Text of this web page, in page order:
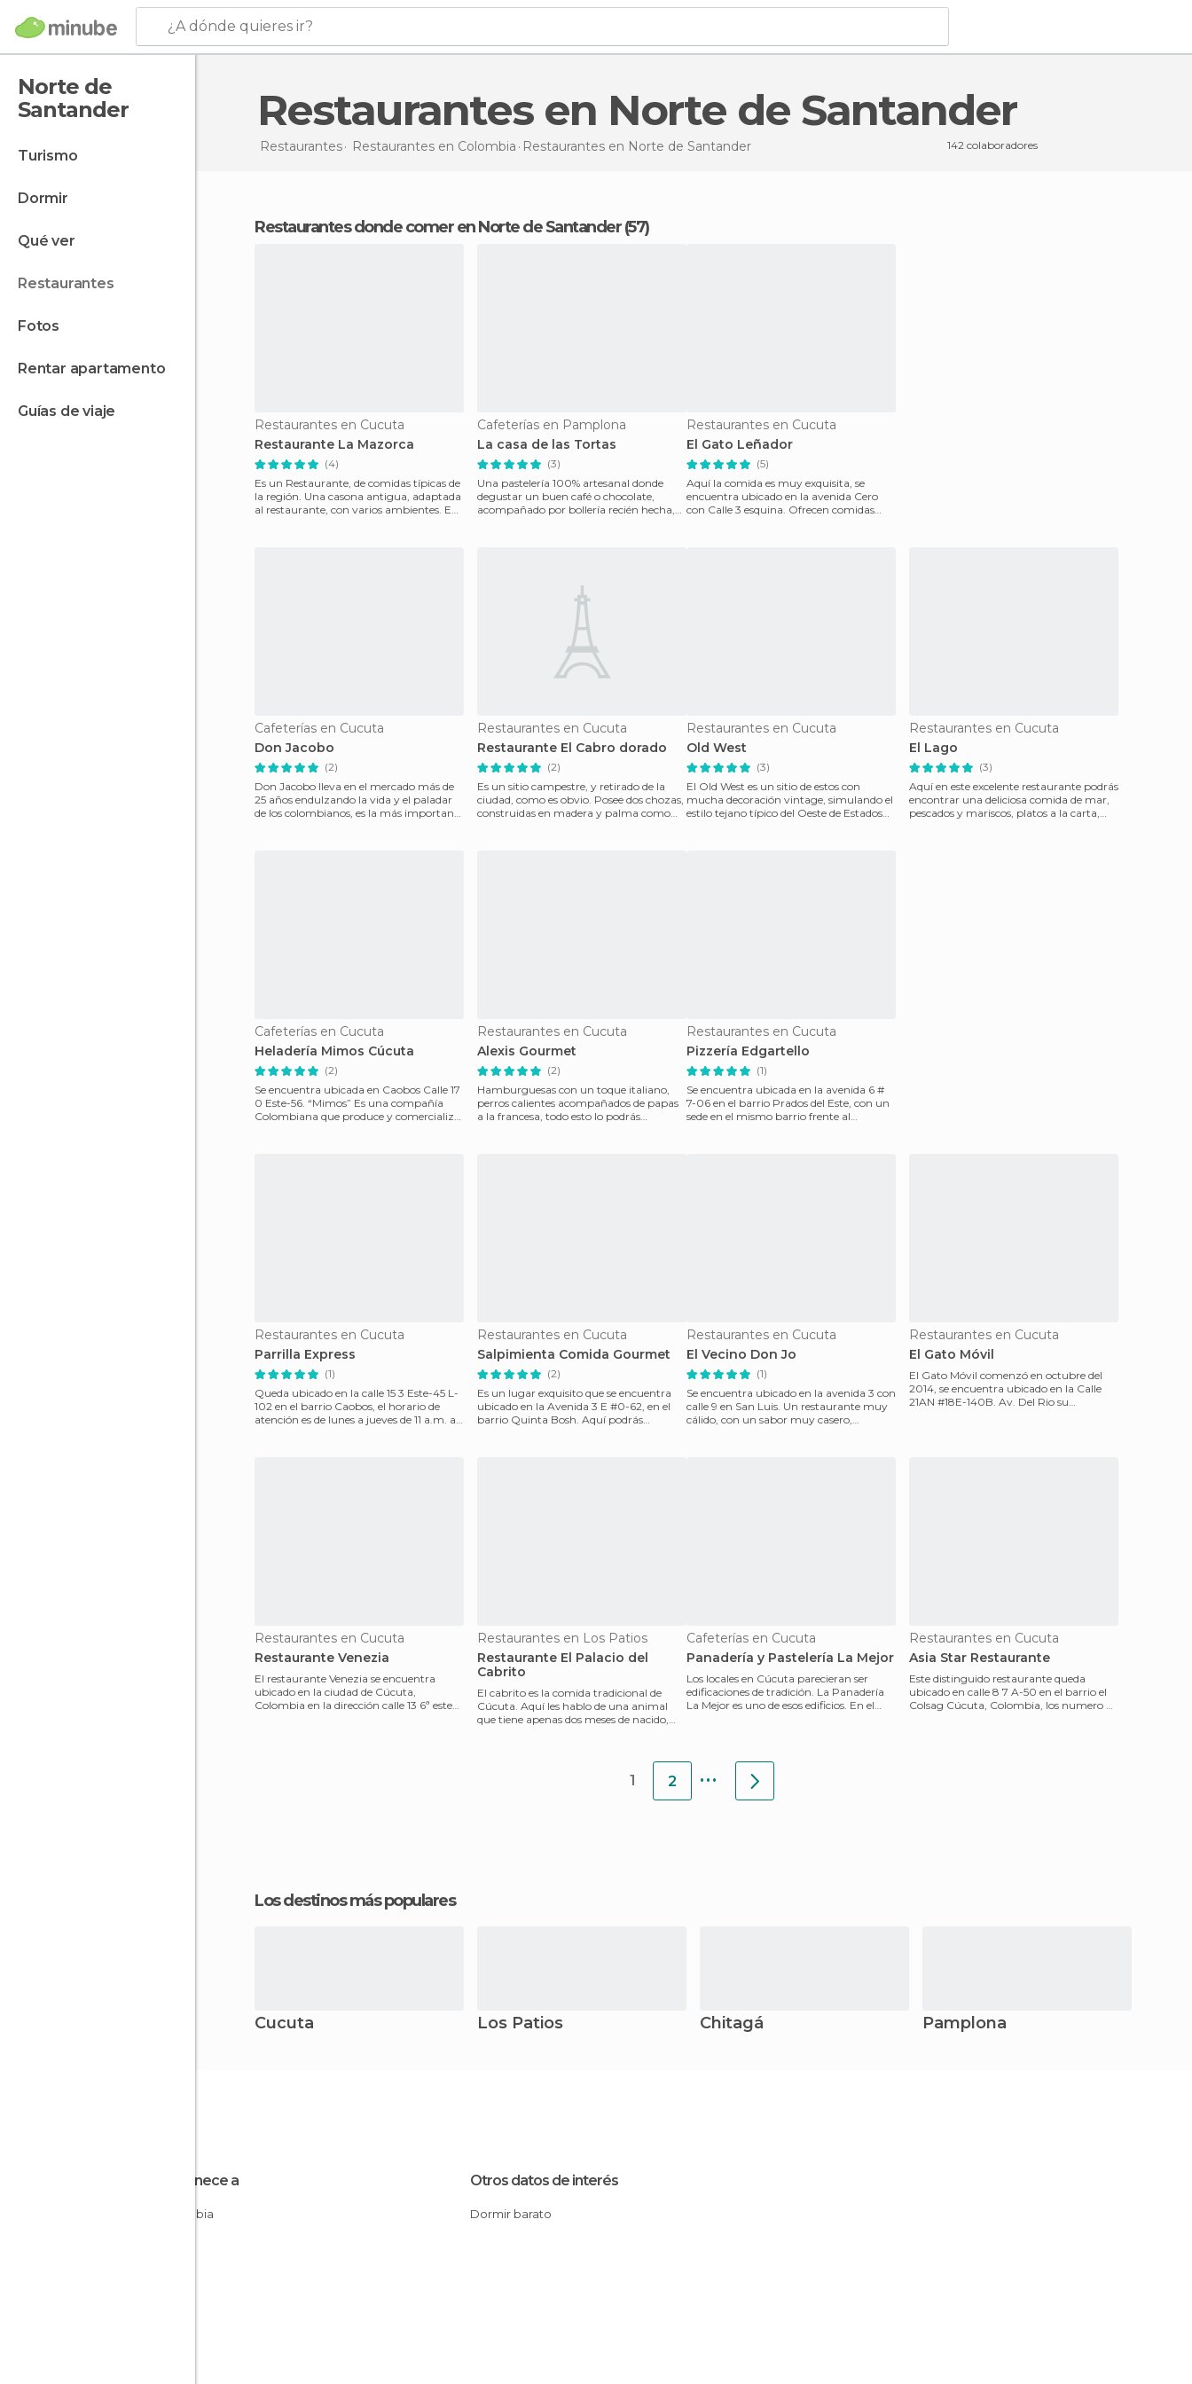
¿A dónde quieres ir?
Norte de
Santander
turismo
dormir
qué ver
restaurantes
fotos
rentar apartamento
guías de viaje
Restaurantes en Norte de Santander
Restaurantes Restaurantes en Colombia Restaurantes en Norte de Santander 142 colaboradores
Restaurantes donde comer en Norte de Santander (57)
Restaurantes en Cucuta
Restaurante La Mazorca
(4)
Es un Restaurante, de comidas típicas de
la región. Una casona antigua, adaptada
al restaurante, con varios ambientes. En
Cafeterías en Pamplona
La casa de las Tortas
(3)
Una pastelería 100% artesanal donde
degustar un buen café o chocolate,
acompañado por bollería recién hecha,
Restaurantes en Cucuta
El Gato Leñador
(5)
Aquí la comida es muy exquisita, se
encuentra ubicado en la avenida Cero
con Calle 3 esquina. Ofrecen comidas
Cafeterías en Cucuta
Don Jacobo
(2)
Don Jacobo lleva en el mercado más de
25 años endulzando la vida y el paladar
de los colombianos, es la más importante
Restaurantes en Cucuta
Restaurante El Cabro dorado
(2)
Es un sitio campestre, y retirado de la
ciudad, como es obvio. Posee dos chozas,
construidas en madera y palma como
Restaurantes en Cucuta
Old West
(3)
El Old West es un sitio de estos con
mucha decoración vintage, simulando el
estilo tejano típico del Oeste de Estados
Restaurantes en Cucuta
El Lago
(3)
Aquí en este excelente restaurante podrás
encontrar una deliciosa comida de mar,
pescados y mariscos, platos a la carta,
Cafeterías en Cucuta
Heladería Mimos Cúcuta
(2)
Se encuentra ubicada en Caobos Calle 17
0 Este-56. “Mimos” Es una compañía
Colombiana que produce y comercializa
Restaurantes en Cucuta
Alexis Gourmet
(2)
Hamburguesas con un toque italiano,
perros calientes acompañados de papas
a la francesa, todo esto lo podrás
Restaurantes en Cucuta
Pizzería Edgartello
(1)
Se encuentra ubicada en la avenida 6 #
7-06 en el barrio Prados del Este, con un
sede en el mismo barrio frente al
Restaurantes en Cucuta
Parrilla Express
(1)
Queda ubicado en la calle 15 3 Este-45 L-
102 en el barrio Caobos, el horario de
atención es de lunes a jueves de 11 a.m. a
Restaurantes en Cucuta
Salpimienta Comida Gourmet
(2)
Es un lugar exquisito que se encuentra
ubicado en la Avenida 3 E #0-62, en el
barrio Quinta Bosh. Aquí podrás
Restaurantes en Cucuta
El Vecino Don Jo
(1)
Se encuentra ubicado en la avenida 3 con
calle 9 en San Luis. Un restaurante muy
cálido, con un sabor muy casero,
Restaurantes en Cucuta
El Gato Móvil
El Gato Móvil comenzó en octubre del
2014, se encuentra ubicado en la Calle
21AN #18E-140B. Av. Del Rio su
Restaurantes en Cucuta
Restaurante Venezia
El restaurante Venezia se encuentra
ubicado en la ciudad de Cúcuta,
Colombia en la dirección calle 13 6ª este
Restaurantes en Los Patios
Restaurante El Palacio del
Cabrito
El cabrito es la comida tradicional de
Cúcuta. Aquí les hablo de una animal
que tiene apenas dos meses de nacido,
Cafeterías en Cucuta
Panadería y Pastelería La Mejor
Los locales en Cúcuta parecieran ser
edificaciones de tradición. La Panadería
La Mejor es uno de esos edificios. En el
Restaurantes en Cucuta
Asia Star Restaurante
Este distinguido restaurante queda
ubicado en calle 8 7 A-50 en el barrio el
Colsag Cúcuta, Colombia, los numero de
1 2 ...
Los destinos más populares
Cucuta Los Patios Chitagá Pamplona
Pertenece a
Colombia
Otros datos de interés
Dormir barato